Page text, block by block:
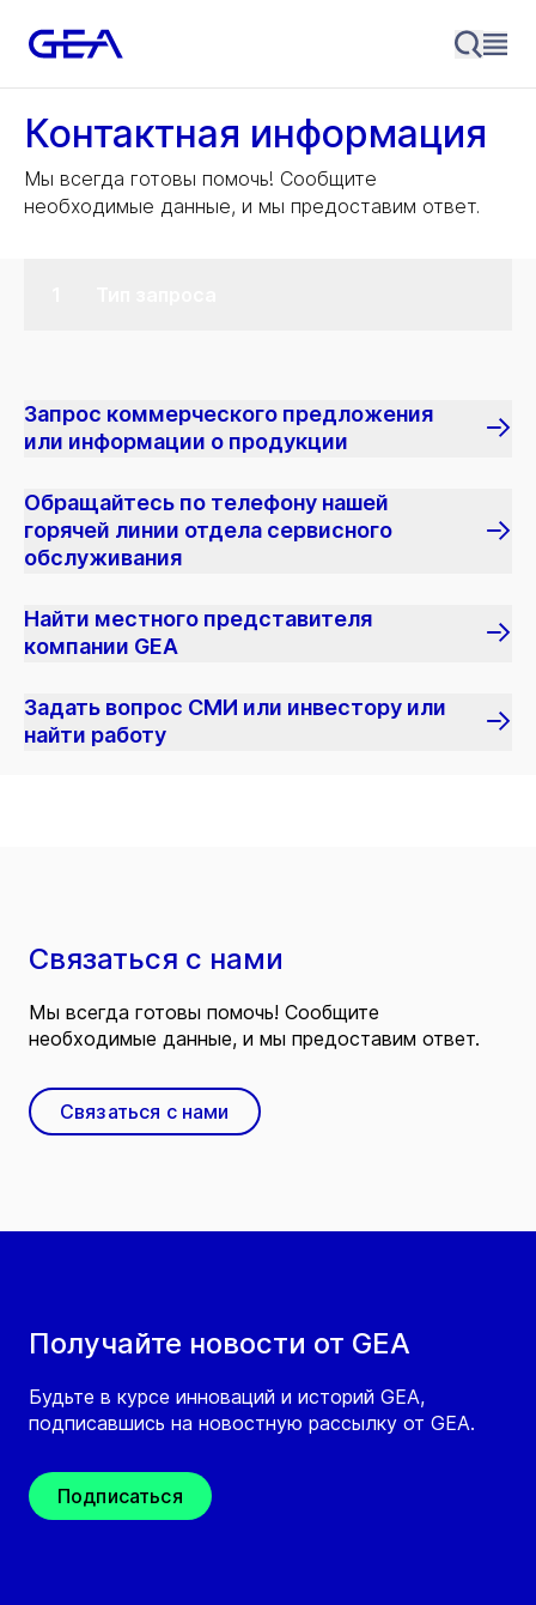
Контактная информация
Мы всегда готовы помочь! Сообщите
необходимые данные, и мы предоставим ответ.
Запрос коммерческого предложения
или информации о продукции
Обращайтесь по телефону нашей
горячей линии отдела сервисного
обслуживания
Найти местного представителя
компании GEA
Задать вопрос СМИ или инвестору или
найти работу
Получайте новости от GEA
Будьте в курсе инноваций и историй GEA,
подписавшись на новостную рассылку от GEA.
Подписаться
Связаться с нами
Мы всегда готовы помочь! Сообщите
необходимые данные, и мы предоставим ответ.
Связаться с нами